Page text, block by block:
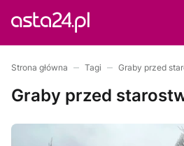
Strona główna Tagi Graby przed
Graby przed